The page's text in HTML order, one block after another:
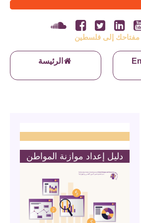
مفتاحك إلى فلسطين
الرئيسة
دليل إعداد موازنة المواطن